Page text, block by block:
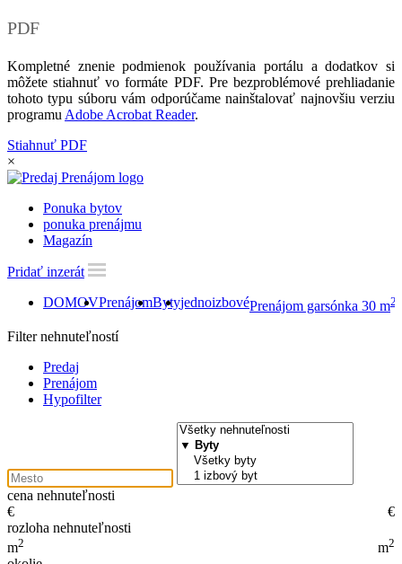
PDF
Kompletné znenie podmienok používania portálu a dodatkov si
môžete stiahnuť vo formáte PDF. Pre bezproblémové prehliadanie
tohoto typu súboru vám odporúčame nainštalovať najnovšiu verziu
programu Adobe Acrobat Reader.
Stiahnuť PDF
×
Ponuka bytov
ponuka prenájmu
Magazín
Pridať inzerát
DOMOVPrenájomBytyjednoizbovéPrenájom garsónka 30 m2
Filter nehnuteľností
Predaj
Prenájom
Hypofilter
cena nehnuteľnosti
€
€
rozloha nehnuteľnosti
m2 m2